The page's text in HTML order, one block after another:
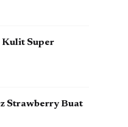
Super
Strawberry Buat